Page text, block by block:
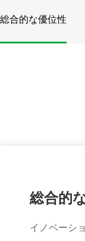
総合的な優位性
総合的
イノベーシ